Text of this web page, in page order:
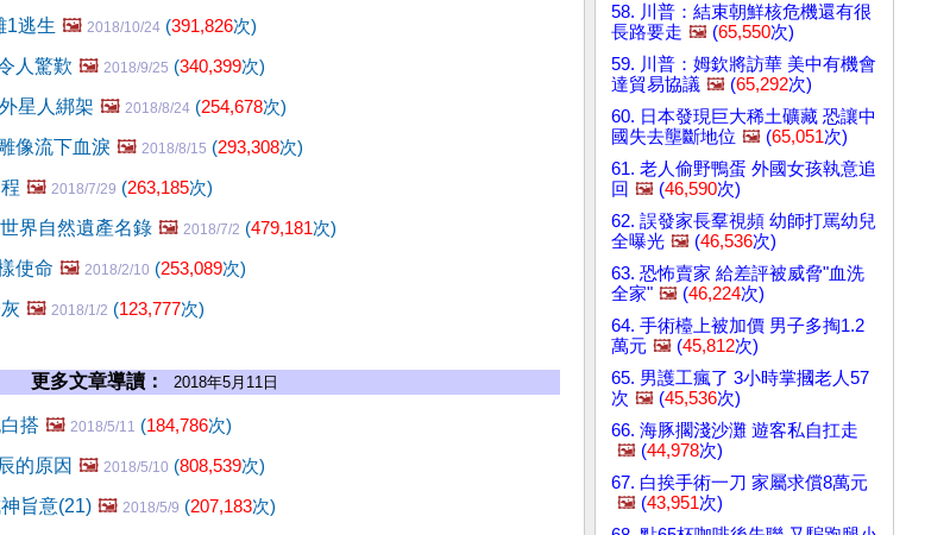
1逃生 🖼️ 2018/10/24 (391,826次)
人驚歎 🖼️ 2018/9/25 (340,399次)
星人綁架 🖼️ 2018/8/24 (254,678次)
像流下血淚 🖼️ 2018/8/15 (293,308次)
🖼️ 2018/7/29 (263,185次)
界自然遺產名錄 🖼️ 2018/7/2 (479,181次)
使命 🖼️ 2018/2/10 (253,089次)
🖼️ 2018/1/2 (123,777次)
更多文章導讀： 2018年5月11日
搭 🖼️ 2018/5/11 (184,786次)
的原因 🖼️ 2018/5/10 (808,539次)
旨意(21) 🖼️ 2018/5/9 (207,183次)
58. 川普：結束朝鮮核危機還有很
長路要走 🖼️ (65,550次)
59. 川普：姆欽將訪華 美中有機會
達貿易協議 🖼️ (65,292次)
60. 日本發現巨大稀土礦藏 恐讓中
國失去壟斷地位 🖼️ (65,051次)
61. 老人偷野鴨蛋 外國女孩執意追
回 🖼️ (46,590次)
62. 誤發家長羣視頻 幼師打罵幼兒
全曝光 🖼️ (46,536次)
63. 恐怖賣家 給差評被威脅"血洗
全家" 🖼️ (46,224次)
64. 手術檯上被加價 男子多掏1.2
萬元 🖼️ (45,812次)
65. 男護工瘋了 3小時掌摑老人57
次 🖼️ (45,536次)
66. 海豚擱淺沙灘 遊客私自扛走
🖼️ (44,978次)
67. 白挨手術一刀 家屬求償8萬元
🖼️ (43,951次)